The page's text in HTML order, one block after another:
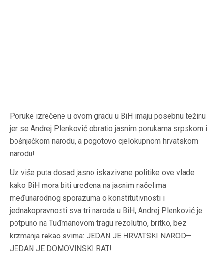
Poruke izrečene u ovom gradu u BiH imaju posebnu težinu
jer se Andrej Plenković obratio jasnim porukama srpskom i
bošnjačkom narodu, a pogotovo cjelokupnom hrvatskom
narodu!
Uz više puta dosad jasno iskazivane politike ove vlade
kako BiH mora biti uređena na jasnim načelima
međunarodnog sporazuma o konstitutivnosti i
jednakopravnosti sva tri naroda u BiH, Andrej Plenković je
potpuno na Tuđmanovom tragu rezolutno, britko, bez
krzmanja rekao svima: JEDAN JE HRVATSKI NAROD—
JEDAN JE DOMOVINSKI RAT!